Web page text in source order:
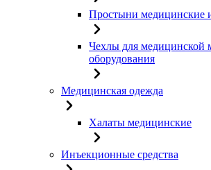
Простыни медицинские
Чехлы для медицинской
оборудования
Медицинская одежда
Халаты медицинские
Инъекционные средства